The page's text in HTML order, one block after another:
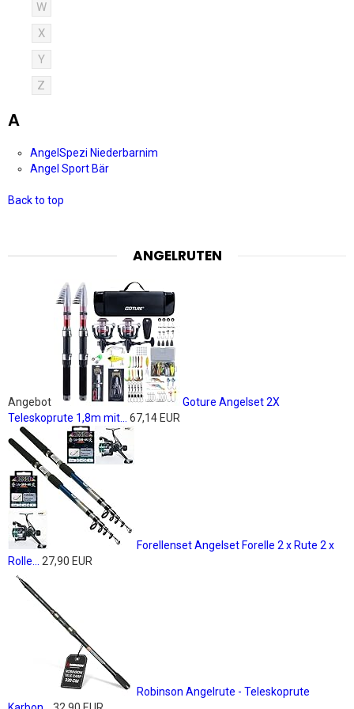
W
X
Y
Z
A
AngelSpezi Niederbarnim
Angel Sport Bär
Back to top
ANGELRUTEN
Angebot
Goture Angelset 2X
Teleskoprute 1,8m mit...
67,14 EUR
Forellenset Angelset Forelle 2 x Rute 2 x
Rolle...
27,90 EUR
Robinson Angelrute - Teleskoprute